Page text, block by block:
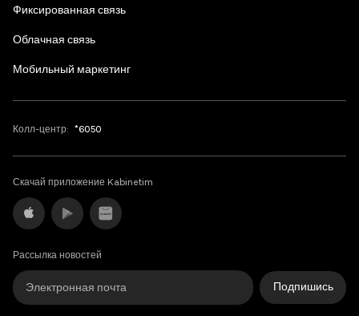
Фиксированная связь
Облачная связь
Мобильный маркетинг
Колл-центр: *6050
Скачай приложение Kabinetim
Рассылка новостей
Подпишись